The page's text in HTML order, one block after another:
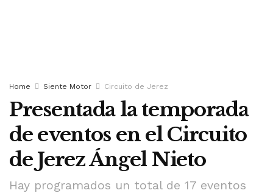
Home Siente Motor Circuito de Jerez
Presentada la temporada
de eventos en el Circuito
de Jerez Ángel Nieto
Hay programados un total de 17 eventos